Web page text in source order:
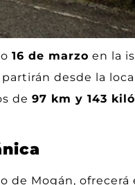
16 de marzo en la
desde la
de 97 km y 143
de Mogán, ofrecerá